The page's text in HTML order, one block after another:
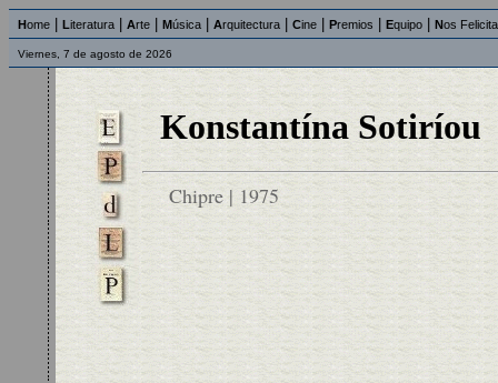
Home Literatura Arte Música Arquitectura Cine Premios Equipo Nos
Viernes, 7 de agosto de 2026
Konstantína Sotiríou
Chipre | 1975